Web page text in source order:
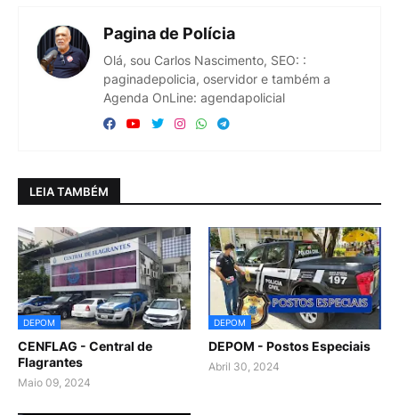
Pagina de Polícia
Olá, sou Carlos Nascimento, SEO: :
paginadepolicia, oservidor e também a
Agenda OnLine: agendapolicial
LEIA TAMBÉM
DEPOM
CENFLAG - Central de
Flagrantes
Maio 09, 2024
DEPOM
DEPOM - Postos Especiais
Abril 30, 2024